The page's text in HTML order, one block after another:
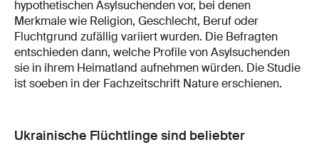
hypothetischen Asylsuchenden vor, bei denen
Merkmale wie Religion, Geschlecht, Beruf oder
Fluchtgrund zufällig variiert wurden. Die Befragten
entschieden dann, welche Profile von Asylsuchenden
sie in ihrem Heimatland aufnehmen würden. Die Studie
ist soeben in der Fachzeitschrift Nature erschienen.
Ukrainische Flüchtlinge sind beliebter